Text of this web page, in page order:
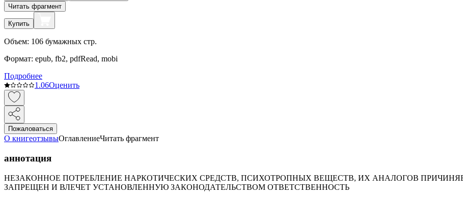
Читать фрагмент
Купить
Объем: 106 бумажных стр.
Формат: epub, fb2, pdfRead, mobi
Подробнее
1.06Оценить
Пожаловаться
О книгеотзывыОглавлениеЧитать фрагмент
аннотация
НЕЗАКОННОЕ ПОТРЕБЛЕНИЕ НАРКОТИЧЕСКИХ СРЕДСТВ, ПСИХОТРОПНЫХ ВЕЩЕСТВ, ИХ АНАЛОГОВ
ЗАПРЕЩЕН И ВЛЕЧЕТ УСТАНОВЛЕННУЮ ЗАКОНОДАТЕЛЬСТВОМ ОТВЕТСТВЕННОСТЬ